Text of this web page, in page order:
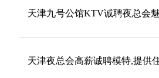
天津九号公馆KTV诚聘夜总会
天津夜总会高薪诚聘模特,提供